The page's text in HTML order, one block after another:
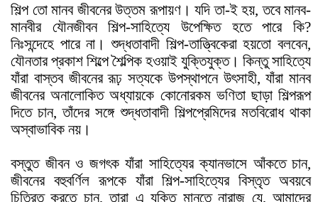
শিল্প তো মানব জীবনের উত্তম রূপায়ণ। যদি তা-ই হয়, তবে মানব-
মানবীর যৌনজীবন শিল্প-সাহিত্যে উপেক্ষিত হতে পারে কি?
নিঃসন্দেহে পারে না। শুদ্ধতাবাদী শিল্প-তাত্ত্বিকেরা হয়তো বলবেন,
যৌনতার প্রকাশ শিল্পে শৈল্পিক হওয়াই যুক্তিযুক্ত। কিন্তু সাহিত্যে
যাঁরা বাস্তব জীবনের রূঢ় সত্যকে উপস্থাপনে উৎসাহী, যাঁরা মানব
জীবনের অনালোকিত অধ্যায়কে কোনোরকম ভণিতা ছাড়া শিল্পরূপ
দিতে চান, তাঁদের সঙ্গে শুদ্ধতাবাদী শিল্পপ্রেমিদের মতবিরোধ থাকা
অস্বাভাবিক নয়।
বস্তুত জীবন ও জগৎক যাঁরা সাহিত্যের ক্যানভাসে আঁকতে চান,
জীবনের বহুবর্ণিল রূপকে যাঁরা শিল্প-সাহিত্যের বিস্তৃত অবয়বে
চিত্রিত করতে চান, তারা এ যুক্তি মানতে নারাজ যে, আমাদের